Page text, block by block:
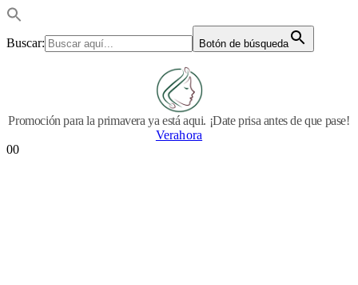
Buscar: Botón de búsqueda
Promoción para la primavera ya está aqui. ¡Date prisa antes de que pase!
Verahora
00